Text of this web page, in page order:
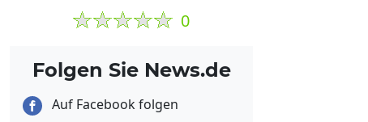
0
Folgen Sie News.de
Auf Facebook folgen